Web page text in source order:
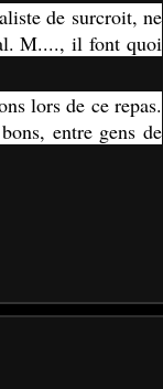
de surcroit, ne
M...., il font quoi
lors de ce repas.
entre gens de